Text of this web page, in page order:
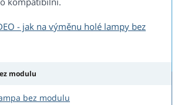
- jak na výměnu holé lampy bez
modulu
bez modulu